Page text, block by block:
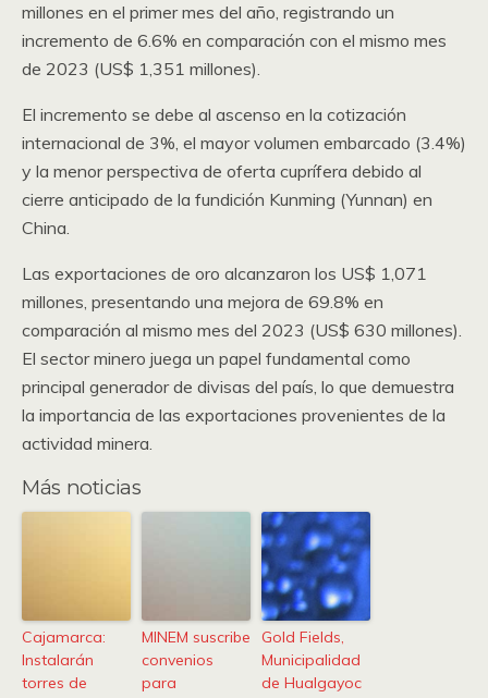
millones en el primer mes del año, registrando un
incremento de 6.6% en comparación con el mismo mes
de 2023 (US$ 1,351 millones).
El incremento se debe al ascenso en la cotización
internacional de 3%, el mayor volumen embarcado (3.4%)
y la menor perspectiva de oferta cuprífera debido al
cierre anticipado de la fundición Kunming (Yunnan) en
China.
Las exportaciones de oro alcanzaron los US$ 1,071
millones, presentando una mejora de 69.8% en
comparación al mismo mes del 2023 (US$ 630 millones).
El sector minero juega un papel fundamental como
principal generador de divisas del país, lo que demuestra
la importancia de las exportaciones provenientes de la
actividad minera.
Más noticias
Cajamarca:
Instalarán
torres de
MINEM suscribe
convenios
para
Gold Fields,
Municipalidad
de Hualgayoc